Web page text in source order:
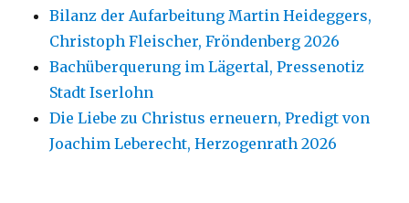
Bilanz der Aufarbeitung Martin Heideggers,
Christoph Fleischer, Fröndenberg 2026
Bachüberquerung im Lägertal, Pressenotiz
Stadt Iserlohn
Die Liebe zu Christus erneuern, Predigt von
Joachim Leberecht, Herzogenrath 2026